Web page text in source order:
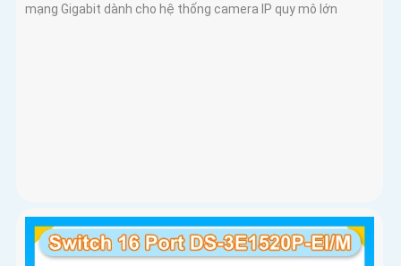
mạng Gigabit dành cho hệ thống camera IP quy mô lớn